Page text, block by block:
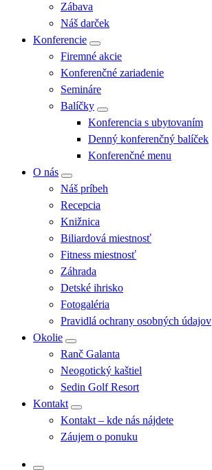
Zábava
Náš darček
Konferencie
Firemné akcie
Konferenčné zariadenie
Semináre
Balíčky
Konferencia s ubytovaním
Denný konferenčný balíček
Konferenčné menu
O nás
Náš príbeh
Recepcia
Knižnica
Biliardová miestnosť
Fitness miestnosť
Záhrada
Detské ihrisko
Fotogaléria
Pravidlá ochrany osobných údajov
Okolie
Ranč Galanta
Neogotický kaštiel
Sedin Golf Resort
Kontakt
Kontakt – kde nás nájdete
Záujem o ponuku